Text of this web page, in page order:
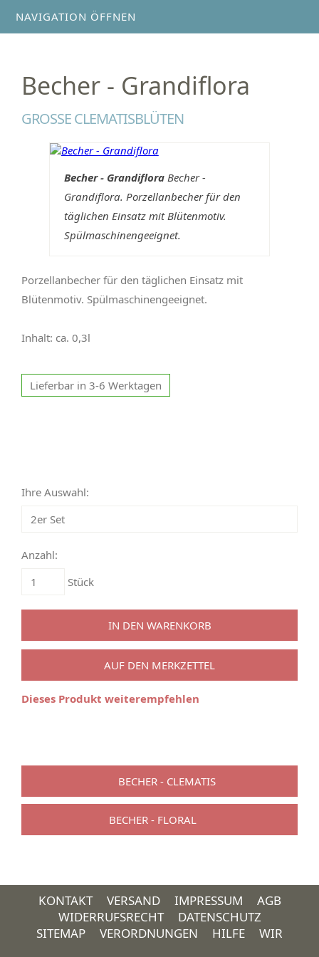
NAVIGATION ÖFFNEN
Becher - Grandiflora
GROSSE CLEMATISBLÜTEN
Becher - GrandifloraBecher -
Grandiflora. Porzellanbecher für den
täglichen Einsatz mit Blütenmotiv.
Spülmaschinengeeignet.
Porzellanbecher für den täglichen Einsatz mit
Blütenmotiv. Spülmaschinengeeignet.
Inhalt: ca. 0,3l
Lieferbar in 3-6 Werktagen
Ihre Auswahl:
Anzahl:
Stück
IN DEN WARENKORB
AUF DEN MERKZETTEL
Dieses Produkt weiterempfehlen
BECHER - CLEMATIS
BECHER - FLORAL
KONTAKT VERSAND IMPRESSUM
AGB
WIDERRUFSRECHT
DATENSCHUTZ
SITEMAP
VERORDNUNGEN HILFE WIR